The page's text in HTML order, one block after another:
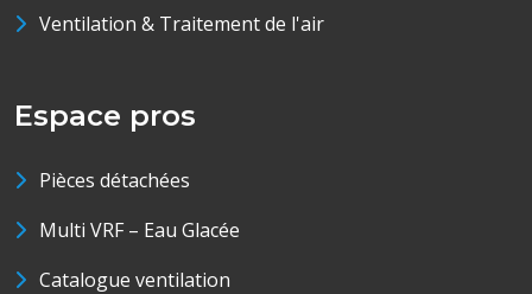
Ventilation & Traitement de l'air
Espace pros
Pièces détachées
Multi VRF – Eau Glacée
Catalogue ventilation